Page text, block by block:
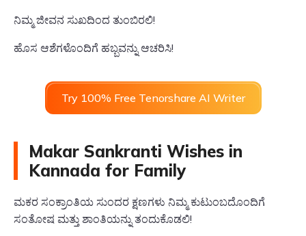
ನಿಮ್ಮ ಜೀವನ ಸುಖದಿಂದ ತುಂಬಿರಲಿ!
ಹೊಸ ಆಶೆಗಳೊಂದಿಗೆ ಹಬ್ಬವನ್ನು ಆಚರಿಸಿ!
Try 100% Free Tenorshare AI Writer
Makar Sankranti Wishes in
Kannada for Family
ಮಕರ ಸಂಕ್ರಾಂತಿಯ ಸುಂದರ ಕ್ಷಣಗಳು ನಿಮ್ಮ ಕುಟುಂಬದೊಂದಿಗೆ
ಸಂತೋಷ ಮತ್ತು ಶಾಂತಿಯನ್ನು ತಂದುಕೊಡಲಿ!